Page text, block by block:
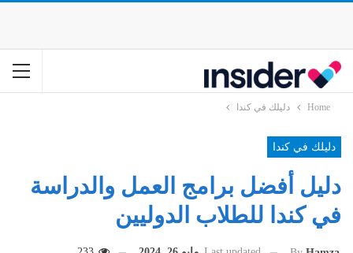
Home دليلك في كندا
دليلك في كندا
دليل أفضل برامج العمل والدراسة
في كندا للطلاب الدوليين